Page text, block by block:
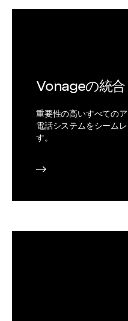
Vonageの統合
重要性の高いすべての
電話システムをシーム
す。